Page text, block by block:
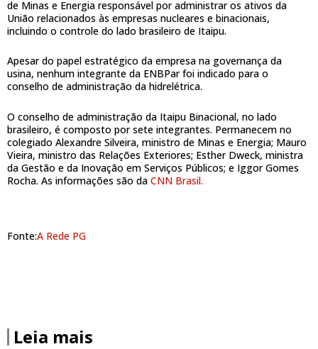
de Minas e Energia responsável por administrar os ativos da
União relacionados às empresas nucleares e binacionais,
incluindo o controle do lado brasileiro de Itaipu.
Apesar do papel estratégico da empresa na governança da
usina, nenhum integrante da ENBPar foi indicado para o
conselho de administração da hidrelétrica.
O conselho de administração da Itaipu Binacional, no lado
brasileiro, é composto por sete integrantes. Permanecem no
colegiado Alexandre Silveira, ministro de Minas e Energia; Mauro
Vieira, ministro das Relações Exteriores; Esther Dweck, ministra
da Gestão e da Inovação em Serviços Públicos; e Iggor Gomes
Rocha. As informações são da CNN Brasil.
Fonte:A Rede PG
Leia mais